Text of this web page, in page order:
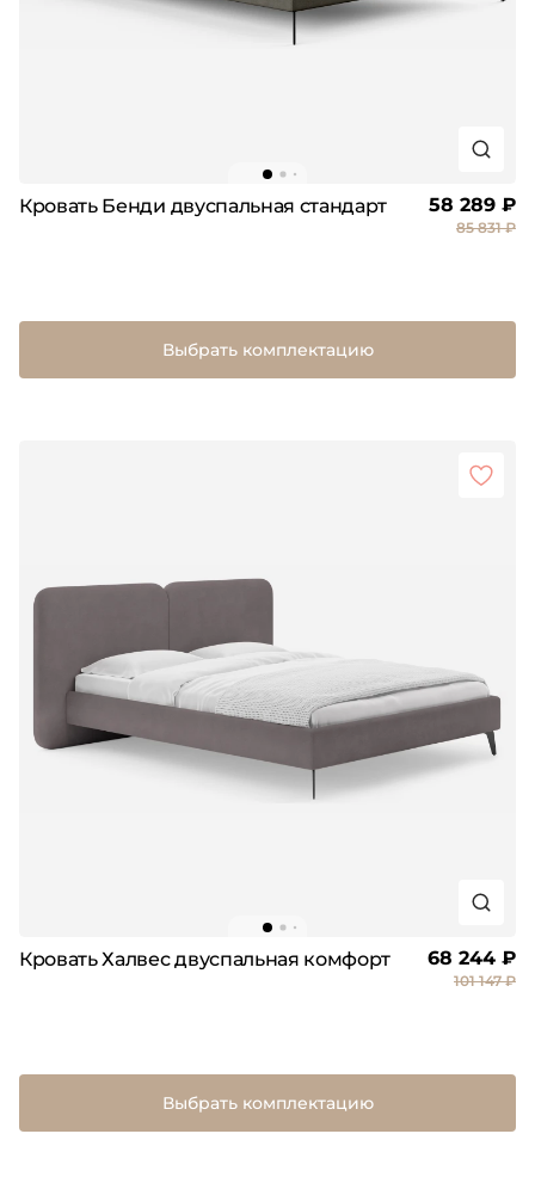
Кровать Бенди двуспальная стандарт 58 289 ₽
85 831 ₽
Выбрать комплектацию
Кровать Халвес двуспальная комфорт 68 244 ₽
101 147 ₽
Выбрать комплектацию